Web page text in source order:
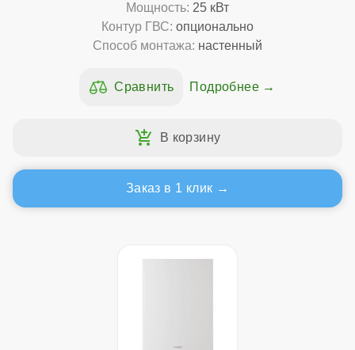
Мощность: 25 кВт
Контур ГВС: опционально
Способ монтажа: настенный
Подробнее
Заказ в 1 клик